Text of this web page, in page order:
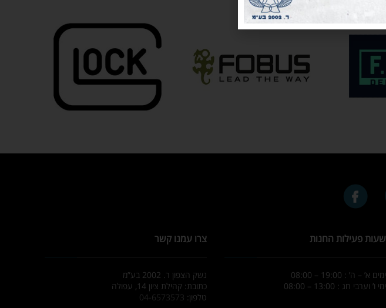
שעות פעילות החנות
ימים א’ – ה’ : 19:00 – 08:00
ימי ו’ וערבי חג : 13:00 – 08:00
צרו עמנו קשר
נשק הצפון ר. 2002 בע”מ
כתובת: קהילת ציון 14, עפולה
טלפון: 04-6573573